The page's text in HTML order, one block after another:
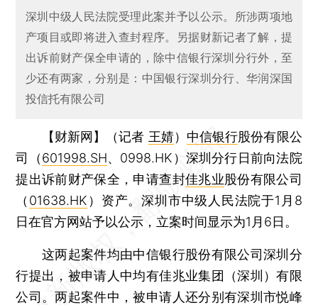
深圳中级人民法院受理此案并予以公示。所涉两项地
产项目或即将进入查封程序。另据财新记者了解，提
出诉前财产保全申请的，除中信银行深圳分行外，至
少还有两家，分别是：中国银行深圳分行、华润深国
投信托有限公司
【财新网】（记者 王婧） 中信银行股份有限公
司（601998.SH、0998.HK）深圳分行日前向法院
提出诉前财产保全，申请查封佳兆业股份有限公司
（ 01638.HK ）资产。深圳市中级人民法院于1月8
日在官方网站予以公示，立案时间显示为1月6日。
这两起案件均由中信银行股份有限公司深圳分
行提出，被申请人中均有佳兆业集团（深圳）有限
公司。两起案件中，被申请人还分别有深圳市悦峰